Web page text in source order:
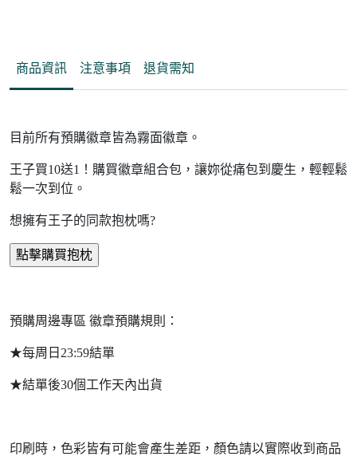
商品資訊 注意事項 退貨需知
目前所有預購徽章皆為霧面徽章。
王子買10送1！購買徽章組合包，讓妳從痛包到慶生，輕輕鬆
鬆一次到位。
想擁有王子的同款抱枕嗎?
預購周邊專區 徽章預購規則：
★每周日23:59結單
★結單後30個工作天內出貨
印刷時，色彩皆有可能會產生差距，顏色請以實際收到商品